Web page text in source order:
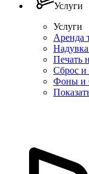
Услуги
Услуги
Аренда
Печать
Сброс и
Фоны и